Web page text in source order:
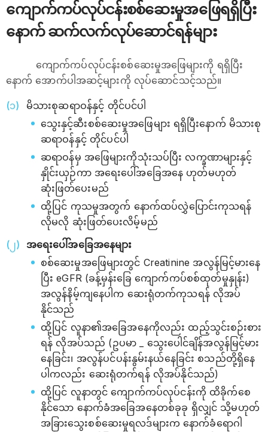
ကျောက်ကပ်လုပ်ငန်းစစ်ဆေးမှုအဖြေရရှိပြီး
နောက် ဆက်လက်လုပ်ဆောင်ရန်များ
ကျောက်ကပ်လုပ်ငန်းစစ်ဆေးမှုအဖြေများကို ရရှိပြီး
နောက် အောက်ပါအဆင့်များကို လုပ်ဆောင်သင့်သည်။
မိသားစုဆရာဝန်နှင့် တိုင်ပင်ပါ
သွေးနှင့်ဆီးစစ်ဆေးမှုအဖြေများ ရရှိပြီးနောက် မိသားစု
ဆရာဝန်နှင့် တိုင်ပင်ပါ
ဆရာဝန်မှ အဖြေများကိုသုံးသပ်ပြီး လက္ခဏာများနှင့်
နှိုင်းယှဉ်ကာ အရေးပေါ်အခြေအနေ ဟုတ်မဟုတ်
ဆုံးဖြတ်ပေးမည်
ထို့ပြင် ကုသမှုအတွက် နောက်ထပ်လွှဲပြောင်းကုသရန်
လိုမလို ဆုံးဖြတ်ပေးလိမ့်မည်
အရေးပေါ်အခြေအနေများ
စစ်ဆေးမှုအဖြေများတွင် Creatinine အလွန်မြင့်မားနေ
ပြီး eGFR (ခန့်မှန်းခြေ ကျောက်ကပ်စစ်ထုတ်မှုနှုန်း)
အလွန်နိမ့်ကျနေပါက ဆေးရုံတက်ကုသရန် လိုအပ်
နိုင်သည်
ထို့ပြင် လူနာ၏အခြေအနေကိုလည်း ထည့်သွင်းစဉ်းစား
ရန် လိုအပ်သည် (ဥပမာ _ သွေးပေါင်ချိန်အလွန်မြင့်မား
နေခြင်း၊ အလွန်ပင်ပန်းနွမ်းနယ်နေခြင်း စသည်တို့ရှိနေ
ပါကလည်း ဆေးရုံတက်ရန် လိုအပ်နိုင်သည်)
ထို့ပြင် လူနာတွင် ကျောက်ကပ်လုပ်ငန်းကို ထိခိုက်စေ
နိုင်သော နောက်ခံအခြေအနေတစ်ခုခု ရှိလျှင် သို့မဟုတ်
အခြားသွေးစစ်ဆေးမှုရလဒ်များက နောက်ခံရောဂါ